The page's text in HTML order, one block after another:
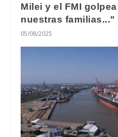
Milei y el FMI
nuestras familias..."
05/08/2025